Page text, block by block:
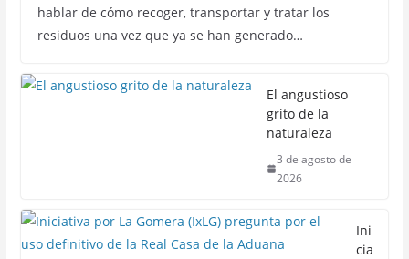
hablar de cómo recoger, transportar y tratar los
residuos una vez que ya se han generado…
El angustioso
grito de la
naturaleza
3 de agosto de
2026
Ini
cia